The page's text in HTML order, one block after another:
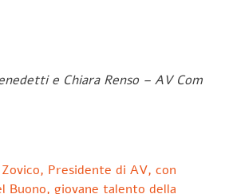
e Chiara Renso – AV Com